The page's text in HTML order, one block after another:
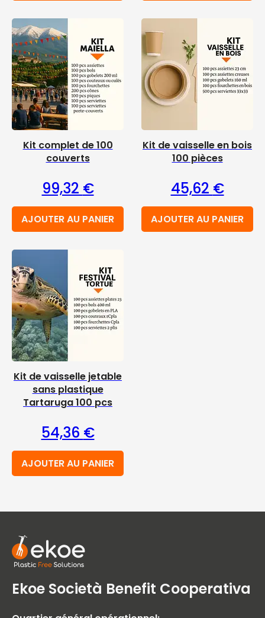
Kit complet de 100
couverts
99,32 €
AJOUTER AU PANIER
Kit de vaisselle en bois
100 pièces
45,62 €
AJOUTER AU PANIER
Kit de vaisselle jetable
sans plastique
Tartaruga 100 pcs
54,36 €
AJOUTER AU PANIER
Ekoe Società Benefit Cooperativa